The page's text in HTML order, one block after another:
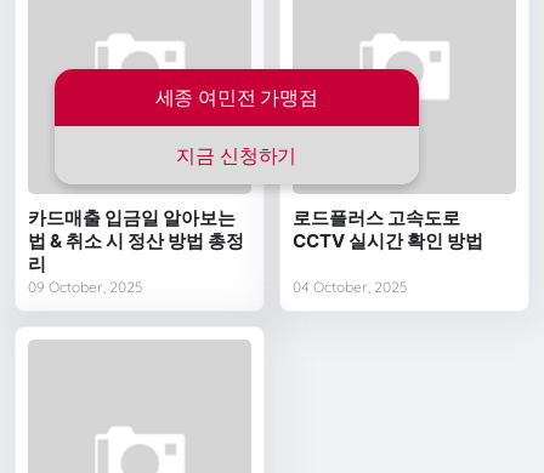
세종 여민전 가맹점
지금 신청하기
카드매출 입금일 알아보는
법 & 취소 시 정산 방법 총정
리
09 October, 2025
로드플러스 고속도로
CCTV 실시간 확인 방법
04 October, 2025